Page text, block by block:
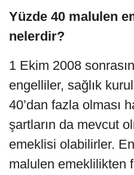
Yüzde 40 malulen
nelerdir?
1 Ekim 2008
engelliler, sağlık
40’dan fazla olması
şartların da mevcut
emeklisi olabilirler.
malulen emeklilikten